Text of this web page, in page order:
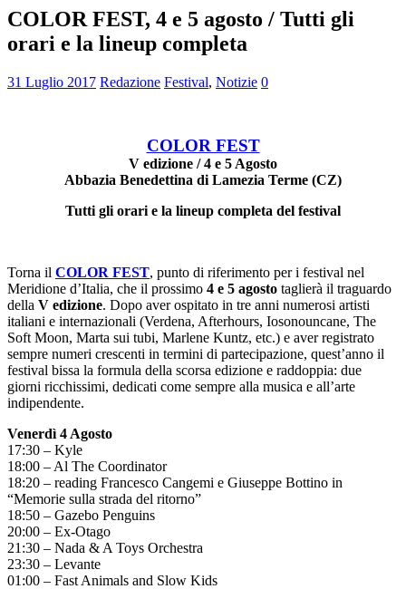
COLOR FEST, 4 e 5 agosto / Tutti gli
orari e la lineup completa
31 Luglio 2017 Redazione Festival, Notizie 0
COLOR FEST
V edizione / 4 e 5 Agosto
Abbazia Benedettina di Lamezia Terme (CZ)
Tutti gli orari e la lineup completa del festival
Torna il COLOR FEST, punto di riferimento per i festival nel
Meridione d’Italia, che il prossimo 4 e 5 agosto taglierà il traguardo
della V edizione. Dopo aver ospitato in tre anni numerosi artisti
italiani e internazionali (Verdena, Afterhours, Iosonouncane, The
Soft Moon, Marta sui tubi, Marlene Kuntz, etc.) e aver registrato
sempre numeri crescenti in termini di partecipazione, quest’anno il
festival bissa la formula della scorsa edizione e raddoppia: due
giorni ricchissimi, dedicati come sempre alla musica e all’arte
indipendente.
Venerdì 4 Agosto
17:30 – Kyle
18:00 – Al The Coordinator
18:20 – reading Francesco Cangemi e Giuseppe Bottino in
“Memorie sulla strada del ritorno”
18:50 – Gazebo Penguins
20:00 – Ex-Otago
21:30 – Nada & A Toys Orchestra
23:30 – Levante
01:00 – Fast Animals and Slow Kids